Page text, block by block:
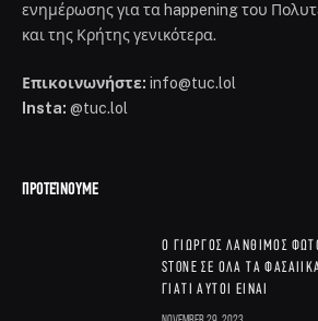
ενημέρωσης για τα happening του
και της Κρήτης γενικότερα.
Επικοινωνήστε: info@tuc.lol
Insta: @tuc.lol
ΠΡΟΤΕΊΝΟΥΜΕ
Ο Γιώργος Λάνθιμος
Stone σε όλα τα
γιατί αυτοί είναι